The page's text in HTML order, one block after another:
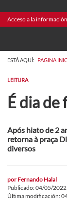
Acceso a la información
ESTÁ AQUÍ: PAGINA
LEITURA
É dia de
Após hiato de 2
retorna à praça
diversos
por Fernando Halal
Publicado: 04/05/
Última modificación: